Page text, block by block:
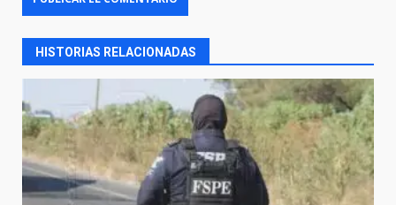
HISTORIAS RELACIONADAS